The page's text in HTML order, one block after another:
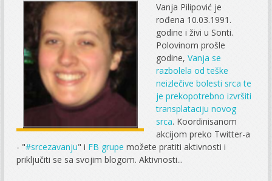
Vanja Pilipović je
rođena 10.03.1991.
godine i živi u Sonti.
Polovinom prošle
godine,Vanja se
razbolela od teške
neizlečive bolesti srca te
je prekopotrebno izvršiti
transplataciju novog
srca. Koordinisanom
akcijom preko Twitter-a
- "#srcezavanju" i FB grupe možete pratiti aktivnosti i
priključiti se sa svojim blogom. Aktivnosti...